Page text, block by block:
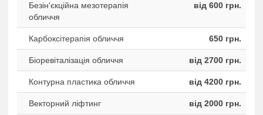
Безін'єкційна мезотерапія
обличчя
від 600 грн.
Карбоксітерапія обличчя 650 грн.
Біоревіталізація обличчя від 2700 грн.
Контурна пластика обличчя від 4200 грн.
Векторний ліфтинг від 2000 грн.